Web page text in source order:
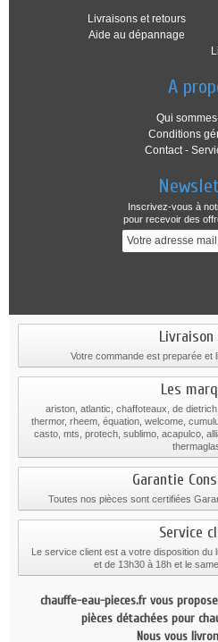
Livraisons et retours
Aide au dépannage
A
Qui
Conditions
Contact -
Inscrivez-vous à
pour recevoir des
Livraison
Votre commande est preparée
Les
ariston, atlantic, chaffoteaux, de
thermor, rheem, équation, welcome,
casto, mts, protech, sublimo, acapulco,
Garantie
Toutes nos pièces sont certifiées
Service
Le service client est a votre disposition du
et de 13h30 à 18h et le
chauffe-eau-pieces.fr vous
pièces détachées pour
Nous vous